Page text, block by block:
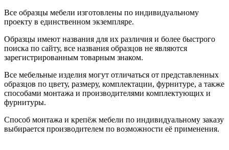
Все образцы мебели изготовлены по индивидуальному
проекту в единственном экземпляре.
Образцы имеют названия для их различия и более быстрого
поиска по сайту, все названия образцов не являются
зарегистрированным товарным знаком.
Все мебельные изделия могут отличаться от представленных
образцов по цвету, размеру, комплектации, фурнитуре, а также
способами монтажа и производителями комплектующих и
фурнитуры.
Способ монтажа и крепёж мебели по индивидуальному заказу
выбирается производителем по возможности её применения.